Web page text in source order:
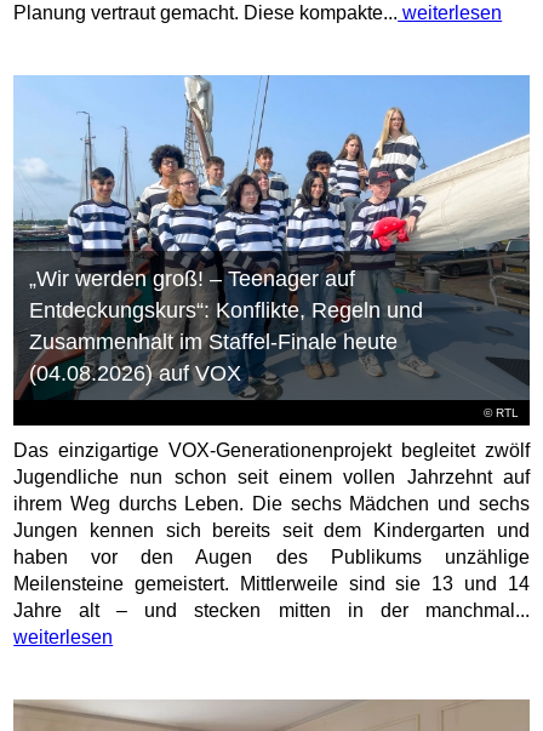
Planung vertraut gemacht. Diese kompakte... weiterlesen
©RTL
„Wir werden groß! – Teenager auf
Entdeckungskurs“: Konflikte, Regeln und
Zusammenhalt im Staffel-Finale heute
(04.08.2026) auf VOX
Das einzigartige VOX-Generationenprojekt begleitet zwölf
Jugendliche nun schon seit einem vollen Jahrzehnt auf
ihrem Weg durchs Leben. Die sechs Mädchen und sechs
Jungen kennen sich bereits seit dem Kindergarten und
haben vor den Augen des Publikums unzählige
Meilensteine gemeistert. Mittlerweile sind sie 13 und 14
Jahre alt – und stecken mitten in der manchmal...
weiterlesen